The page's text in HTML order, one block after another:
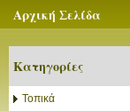
Αρχική Σελίδα
Κατηγορίες
Τοπικά